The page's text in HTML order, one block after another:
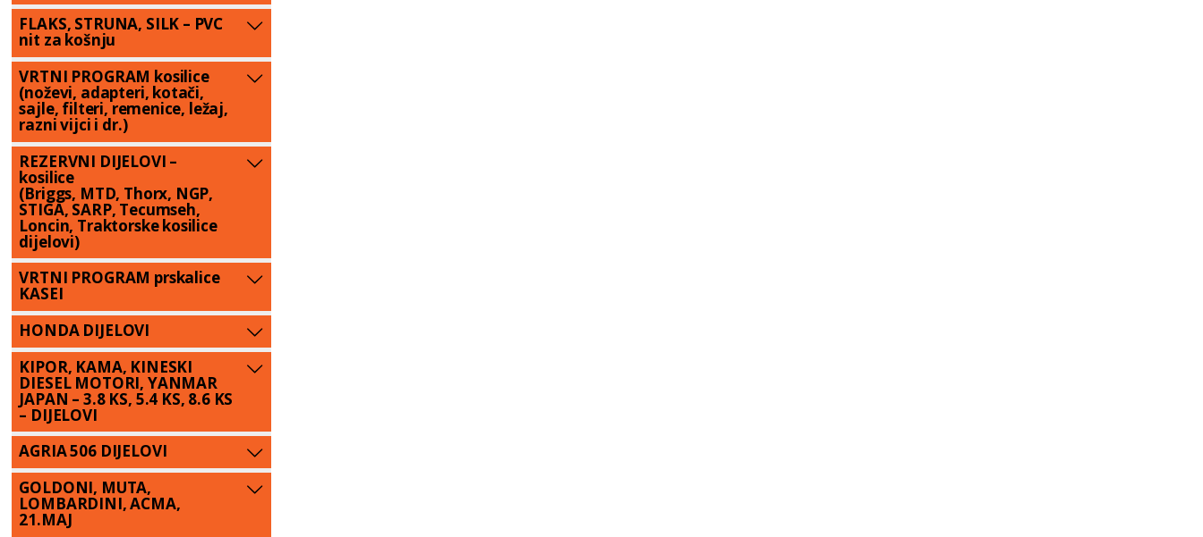
FLAKS, STRUNA, SILK – PVC
nit za košnju
VRTNI PROGRAM kosilice
(noževi, adapteri, kotači,
sajle, filteri, remenice, ležaj,
razni vijci i dr.)
REZERVNI DIJELOVI –
kosilice
(Briggs, MTD, Thorx, NGP,
STIGA, SARP, Tecumseh,
Loncin, Traktorske kosilice
dijelovi)
VRTNI PROGRAM prskalice
KASEI
HONDA DIJELOVI
KIPOR, KAMA, KINESKI
DIESEL MOTORI, YANMAR
JAPAN – 3.8 KS, 5.4 KS, 8.6 KS
– DIJELOVI
AGRIA 506 DIJELOVI
GOLDONI, MUTA,
LOMBARDINI, ACMA,
21.MAJ